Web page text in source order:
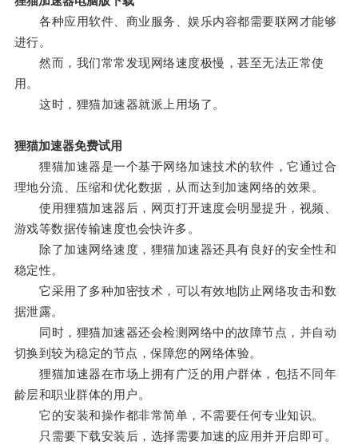
各种应用软件、商业服务、娱乐内容都需要联网才能够
进行。
然而，我们常常发现网络速度极慢，甚至无法正常使
用。
这时，狸猫加速器就派上用场了。
狸猫加速器免费试用
狸猫加速器是一个基于网络加速技术的软件，它通过合
理地分流、压缩和优化数据，从而达到加速网络的效果。
使用狸猫加速器后，网页打开速度会明显提升，视频、
游戏等数据传输速度也会快许多。
除了加速网络速度，狸猫加速器还具有良好的安全性和
稳定性。
它采用了多种加密技术，可以有效地防止网络攻击和数
据泄露。
同时，狸猫加速器还会检测网络中的故障节点，并自动
切换到较为稳定的节点，保障您的网络体验。
狸猫加速器在市场上拥有广泛的用户群体，包括不同年
龄层和职业群体的用户。
它的安装和操作都非常简单，不需要任何专业知识。
只需要下载安装后，选择需要加速的应用并开启即可。